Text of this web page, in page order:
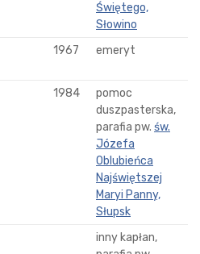
Świętego,
Słowino
1967 emeryt
1984
pomoc
duszpasterska,
parafia pw. św.
Józefa
Oblubieńca
Najświętszej
Maryi Panny,
Słupsk
inny kapłan,